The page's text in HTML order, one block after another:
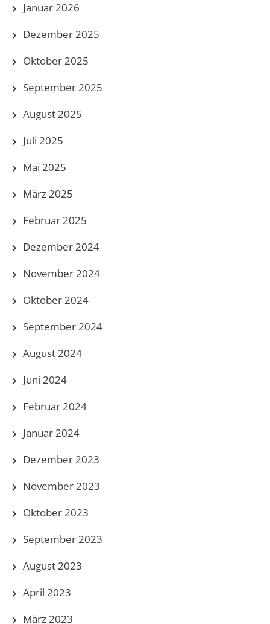
Januar 2026
Dezember 2025
Oktober 2025
September 2025
August 2025
Juli 2025
Mai 2025
März 2025
Februar 2025
Dezember 2024
November 2024
Oktober 2024
September 2024
August 2024
Juni 2024
Februar 2024
Januar 2024
Dezember 2023
November 2023
Oktober 2023
September 2023
August 2023
April 2023
März 2023